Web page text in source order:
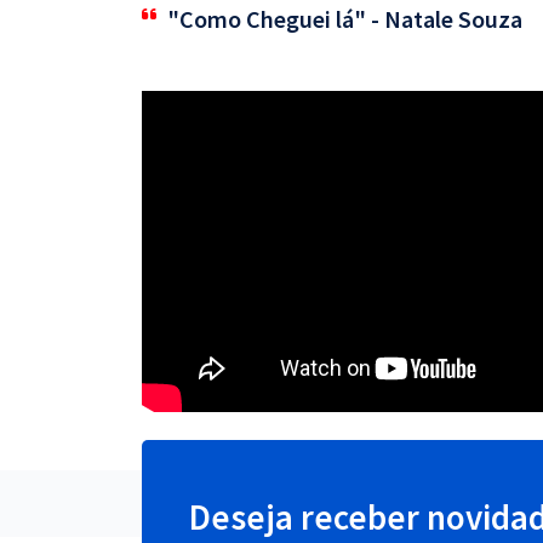
"Como Cheguei lá" - Natale Souza
Deseja receber